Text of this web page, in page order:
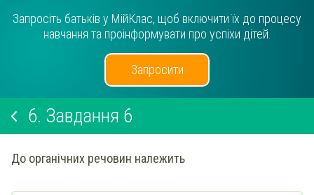
Запросіть батьків у МійКлас, щоб включити їх до процесу
навчання та проінформувати про успіхи дітей.
Запросити
6. Завдання 6
До органічних речовин належить